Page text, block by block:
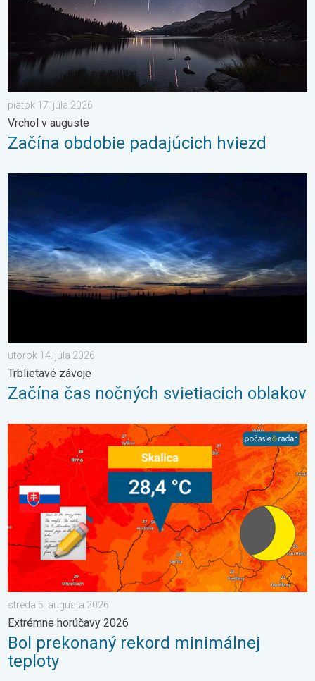
piatok 17. júla 2026
Vrchol v auguste
Začína obdobie padajúcich hviezd
utorok 14. júla 2026
Trblietavé závoje
Začína čas nočných svietiacich oblakov
Bol prekonaný rekord minimálnej teploty. Extrémne horúčavy
streda 5. augusta 2026
Extrémne horúčavy 2026
Bol prekonaný rekord minimálnej
teploty